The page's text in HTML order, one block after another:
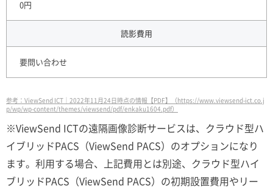
0円
読影費用
要問い合わせ
参考：ViewSend ICT｜2022年11月24日時点の情報【PDF】（https://www.viewsend-ict.co.j
p/wp/wp-content/themes/viewsend/pdf/enkaku1604.pdf）
※ViewSend ICTの遠隔画像診断サービスは、クラウド型ハ
イブリッドPACS（ViewSend PACS）のオプションになり
ます。利用する場合、上記費用とは別途、クラウド型ハイ
ブリッドPACS（ViewSend PACS）の初期設置費用やリー